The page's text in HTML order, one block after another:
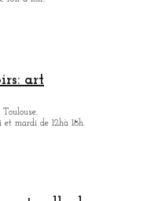
art
mardi de 12hà 18h.